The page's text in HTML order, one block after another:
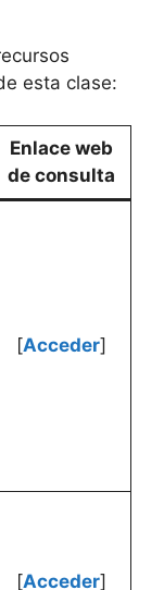
esta clase:
Enlace web
de consulta
[Acceder]
[Acceder]